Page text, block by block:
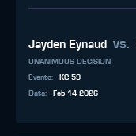
Jayden Eynaud vs.
UNANIMOUS DECISION
Evento:
KC 59
Data: Feb 14 2026